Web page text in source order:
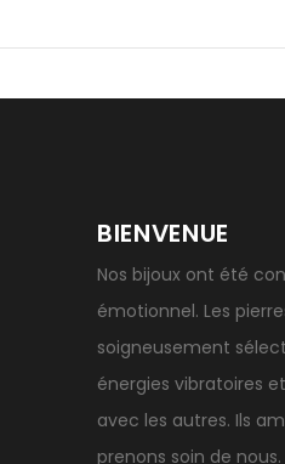
BIENVENUE
Nos bijoux ont été
émotionnel. Les
soigneusement
énergies vibratoires
avec les autres. Ils
prenons soin de